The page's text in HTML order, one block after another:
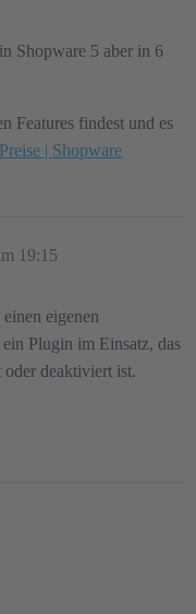
Shopware 5 aber in 6
Features findest und es
| Shopware
19:15
eigenen
Plugin im Einsatz, das
deaktiviert ist.